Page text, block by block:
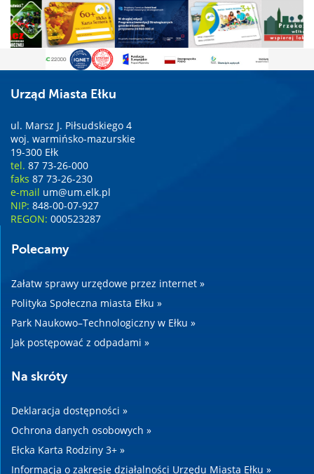
Urząd Miasta Ełku
ul. Marsz J. Piłsudskiego 4
woj. warmińsko-mazurskie
19-300 Ełk
tel. 87 73-26-000
faks 87 73-26-230
e-mail um@um.elk.pl
NIP: 848-00-07-927
REGON: 000523287
Polecamy
Załatw sprawy urzędowe przez internet »
Polityka Społeczna miasta Ełku »
Park Naukowo–Technologiczny w Ełku »
Jak postępować z odpadami »
Na skróty
Deklaracja dostępności »
Ochrona danych osobowych »
Ełcka Karta Rodziny 3+ »
Informacja o zakresie działalności Urzędu Miasta Ełku »